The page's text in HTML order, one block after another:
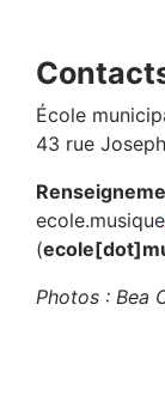
École
43 rue
ecole.musique
(
Photos : Bea